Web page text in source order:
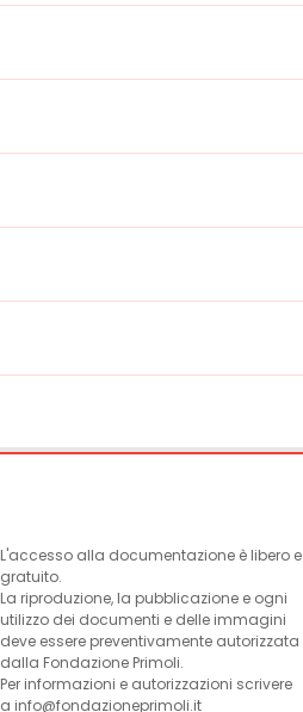
L'accesso alla documentazione è libero e
gratuito.
La riproduzione, la pubblicazione e ogni
utilizzo dei documenti e delle immagini
deve essere preventivamente autorizzata
dalla Fondazione Primoli.
Per informazioni e autorizzazioni scrivere
a info@fondazioneprimoli.it